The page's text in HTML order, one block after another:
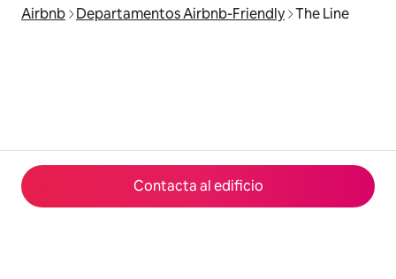
Contacta al edificio
Airbnb Departamentos Airbnb-Friendly The Line